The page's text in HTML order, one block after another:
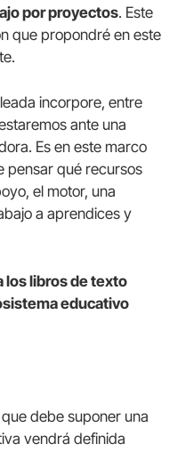
por proyectos. Este
que propondré en este
incorpore, entre
ante una
Es en este marco
pensar qué recursos
el motor, una
a aprendices y
los libros de texto
educativo
debe suponer una
vendrá definida